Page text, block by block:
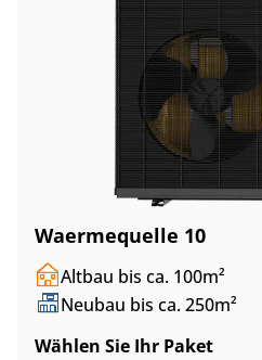
Waermequelle 10
Altbau bis ca. 100m²
Neubau bis ca. 250m²
Wählen Sie Ihr Paket